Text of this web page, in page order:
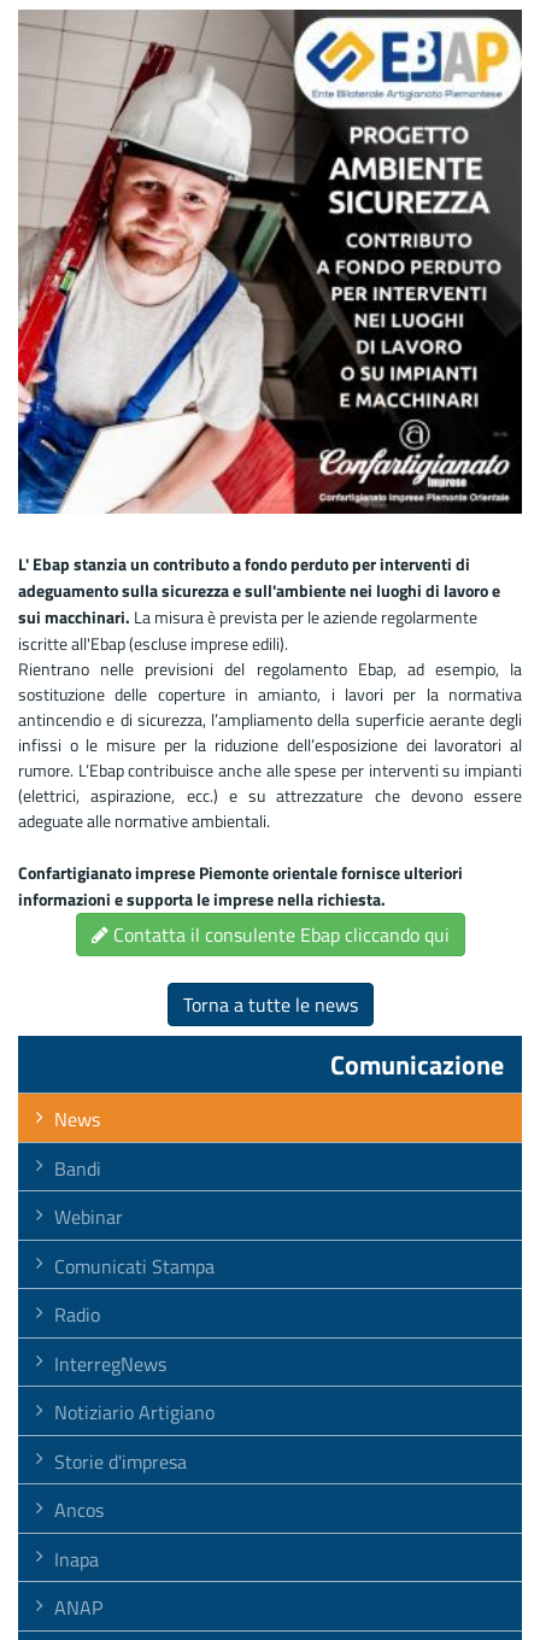
L' Ebap stanzia un contributo a fondo perduto per interventi di
adeguamento sulla sicurezza e sull'ambiente nei luoghi di lavoro e
sui macchinari. La misura è prevista per le aziende regolarmente
iscritte all'Ebap (escluse imprese edili).
Rientrano nelle previsioni del regolamento Ebap, ad esempio, la
sostituzione delle coperture in amianto, i lavori per la normativa
antincendio e di sicurezza, l’ampliamento della superficie aerante degli
infissi o le misure per la riduzione dell’esposizione dei lavoratori al
rumore. L’Ebap contribuisce anche alle spese per interventi su impianti
(elettrici, aspirazione, ecc.) e su attrezzature che devono essere
adeguate alle normative ambientali.
Confartigianato imprese Piemonte orientale fornisce ulteriori
informazioni e supporta le imprese nella richiesta.
Contatta il consulente Ebap cliccando qui
Torna a tutte le news
Comunicazione
News
Bandi
Webinar
Comunicati Stampa
Radio
InterregNews
Notiziario Artigiano
Storie d'impresa
Ancos
Inapa
ANAP